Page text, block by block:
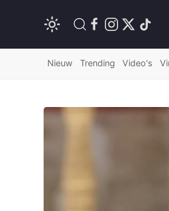
Nieuw Trending Video's